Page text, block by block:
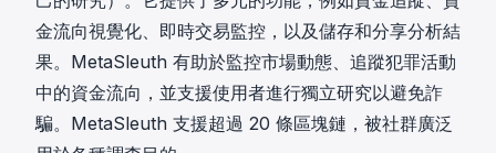
金流向視覺化、即時交易監控，以及儲存和分享分析結
果。MetaSleuth 有助於監控市場動態、追蹤犯罪活動
中的資金流向，並支援使用者進行獨立研究以避免詐
騙。MetaSleuth 支援超過 20 條區塊鏈，被社群廣泛